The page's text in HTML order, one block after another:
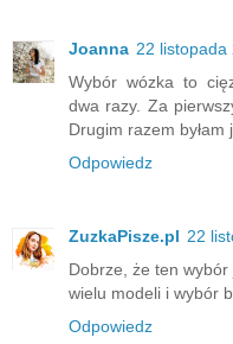
Joanna 22 listopada
Wybór wózka to
dwa razy. Za
Drugim razem byłam
Odpowiedz
ZuzkaPisze.pl 22
Dobrze, że ten
wielu modeli i wybór
Odpowiedz